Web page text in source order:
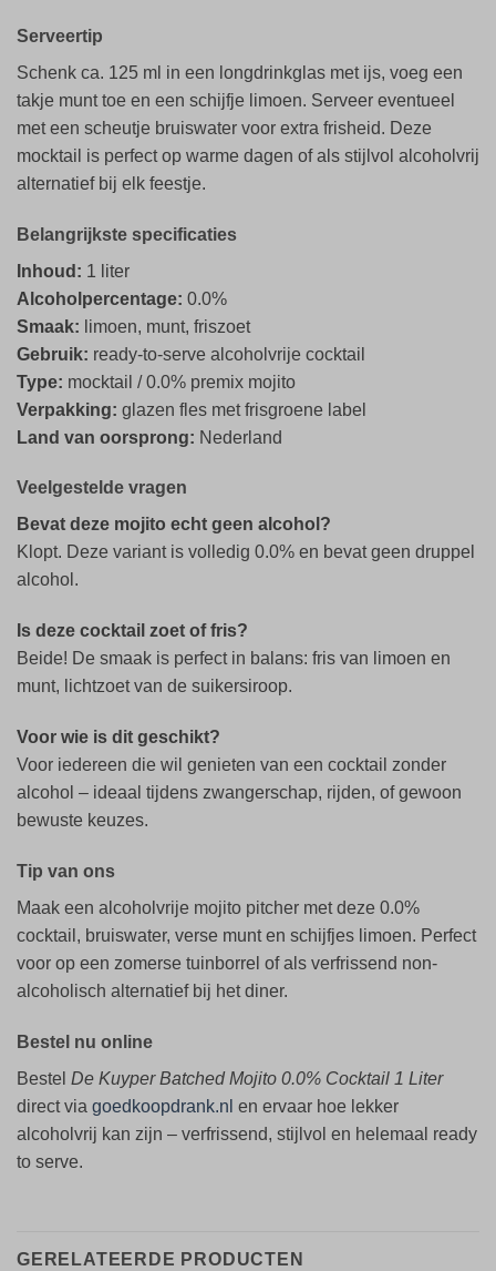
Serveertip
Schenk ca. 125 ml in een longdrinkglas met ijs, voeg een
takje munt toe en een schijfje limoen. Serveer eventueel
met een scheutje bruiswater voor extra frisheid. Deze
mocktail is perfect op warme dagen of als stijlvol alcoholvrij
alternatief bij elk feestje.
Belangrijkste specificaties
Inhoud: 1 liter
Alcoholpercentage: 0.0%
Smaak: limoen, munt, friszoet
Gebruik: ready-to-serve alcoholvrije cocktail
Type: mocktail / 0.0% premix mojito
Verpakking: glazen fles met frisgroene label
Land van oorsprong: Nederland
Veelgestelde vragen
Bevat deze mojito echt geen alcohol?
Klopt. Deze variant is volledig 0.0% en bevat geen druppel
alcohol.
Is deze cocktail zoet of fris?
Beide! De smaak is perfect in balans: fris van limoen en
munt, lichtzoet van de suikersiroop.
Voor wie is dit geschikt?
Voor iedereen die wil genieten van een cocktail zonder
alcohol – ideaal tijdens zwangerschap, rijden, of gewoon
bewuste keuzes.
Tip van ons
Maak een alcoholvrije mojito pitcher met deze 0.0%
cocktail, bruiswater, verse munt en schijfjes limoen. Perfect
voor op een zomerse tuinborrel of als verfrissend non-
alcoholisch alternatief bij het diner.
Bestel nu online
Bestel De Kuyper Batched Mojito 0.0% Cocktail 1 Liter
direct via goedkoopdrank.nl en ervaar hoe lekker
alcoholvrij kan zijn – verfrissend, stijlvol en helemaal ready
to serve.
GERELATEERDE PRODUCTEN